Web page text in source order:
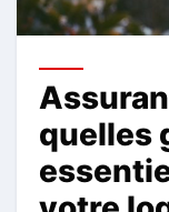
quelles